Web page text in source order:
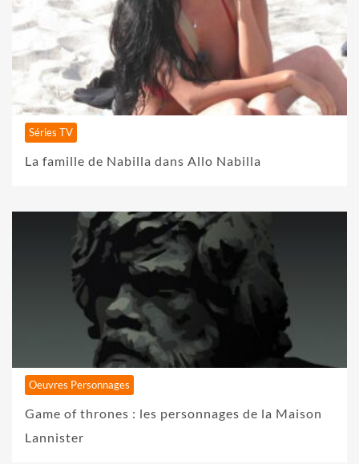
Séries TV
La famille de Nabilla dans Allo Nabilla
Oeuvres Personnages
Game of thrones : les personnages de la Maison
Lannister